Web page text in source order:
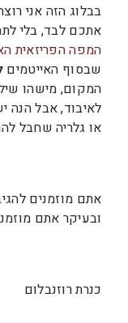
בבלוג הזה אני
אתכם לבד, בלי
המפה הפריזאית
שבסוף האייטמים
המקום, מישהו
לאיבוד, אבל הנה
או גלריה שחבל
אתם מוזמנים
ובעיקר אתם
כנרת רוזנבלום